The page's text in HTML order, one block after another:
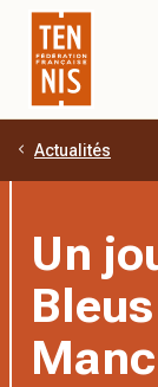
Aller au
Actualités
Un